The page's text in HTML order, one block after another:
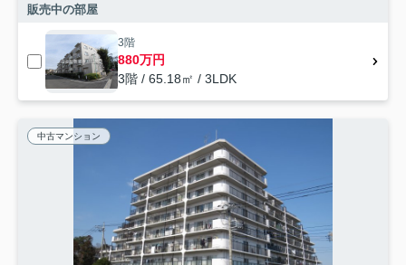
販売中の部屋
3階
880万円
3階 / 65.18㎡ / 3LDK
中古マンション